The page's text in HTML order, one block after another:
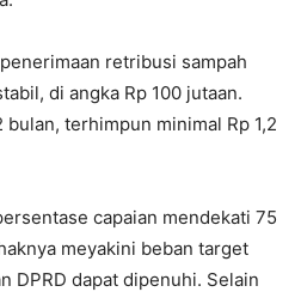
retribusi sampah
di angka Rp 100 jutaan.
bulan, terhimpun minimal Rp 1,2
capaian mendekati 75
meyakini beban target
DPRD dapat dipenuhi. Selain